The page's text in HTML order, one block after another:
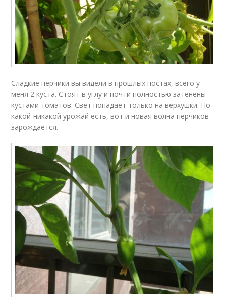
Сладкие перчики вы видели в прошлых постах, всего у
меня 2 куста. Стоят в углу и почти полностью затенены
кустами томатов. Свет попадает только на верхушки. Но
какой-никакой урожай есть, вот и новая волна перчиков
зарождается.